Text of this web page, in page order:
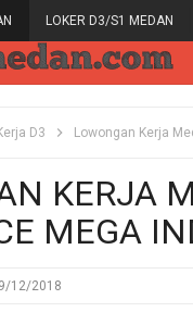
LOKER D3/S1 MEDAN
D3 Lowongan Kerja
KERJA
MEGA
9/12/2018